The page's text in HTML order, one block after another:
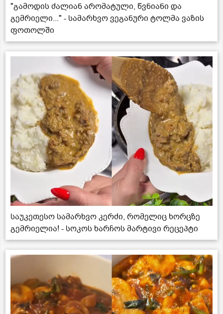
"გამოდის ძალიან არომატული, წვნიანი და
გემრიელი..." - სამარხვო ვეგანური ტოლმა ვაზის
ფოთოლში
საუკეთესო სამარხვო კერძი, რომელიც ხორცზე
გემრიელია! - სოკოს ხარჩოს მარტივი რეცეპტი